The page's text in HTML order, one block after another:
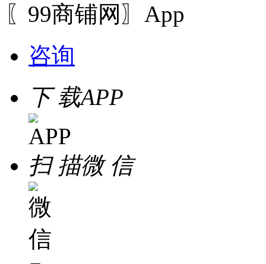
〖99商铺网〗App
咨询
下 载APP
扫 描微 信